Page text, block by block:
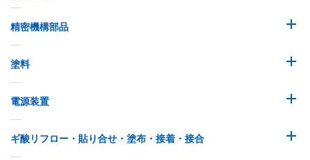
精密機構部品
塗料
電源装置
ギ酸リフロー・貼り合せ・塗布・接着・接合